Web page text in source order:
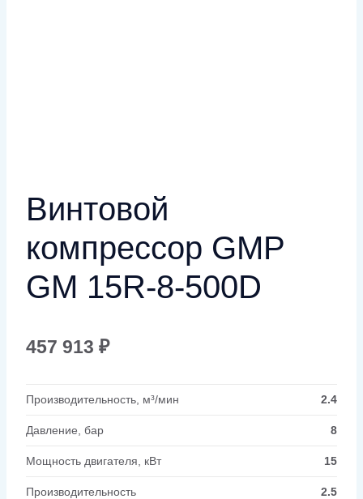
Винтовой
компрессор GMP
GM 15R-8-500D
457 913 ₽
Производительность, м³/мин 2.4
Давление, бар 8
Мощность двигателя, кВт 15
Производительность
2.5